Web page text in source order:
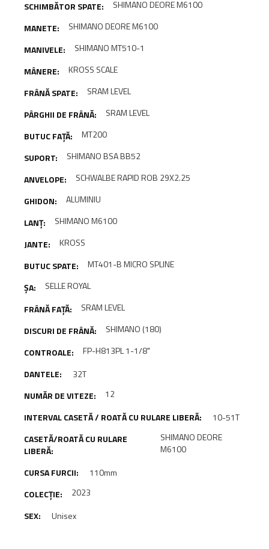
SHIMANO DEORE M6100
SHIMANO DEORE M6100
SHIMANO MT510-1
KROSS SCALE
SRAM LEVEL
SRAM LEVEL
MT200
SHIMANO BSA BB52
SCHWALBE RAPID ROB 29X2.25
ALUMINIU
SHIMANO M6100
KROSS
MT401-B MICRO SPLINE
SELLE ROYAL
SRAM LEVEL
SHIMANO (180)
FP-H813PL 1-1/8"
32T
12
10-51T
SHIMANO DEORE
M6100
110mm
2023
Unisex